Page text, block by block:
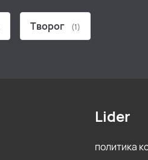
Творог (1)
Lider
политика